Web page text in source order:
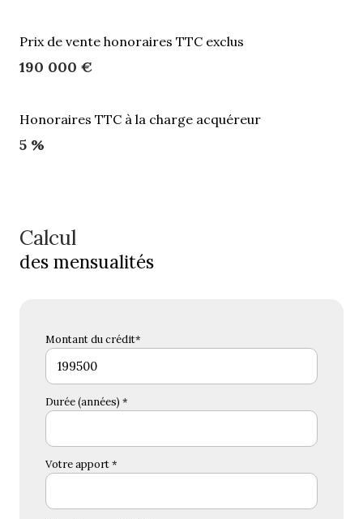
Prix de vente honoraires TTC exclus
190 000 €
Honoraires TTC à la charge acquéreur
5 %
Calcul
des mensualités
Montant du crédit*
Durée (années) *
Votre apport *